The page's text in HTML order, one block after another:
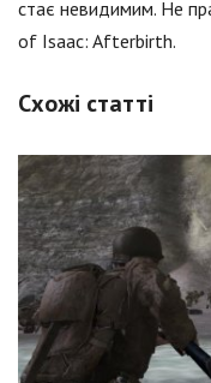
стає невидимим. Не
of Isaac: Afterbirth.
Схожі статті